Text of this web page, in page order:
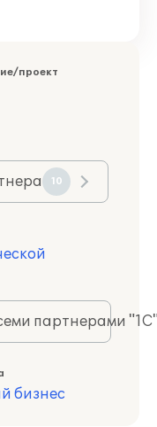
проект
10
партнерами
бизнес